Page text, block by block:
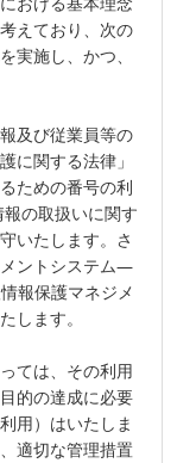
えており、次の
実施し、かつ、
及び従業員等の
に関する法律」
ための番号の利
の取扱いに関す
いたします。さ
ントシステム―
報保護マネジメ
します。
ては、その利用
的の達成に必要
用）はいたしま
適切な管理措置